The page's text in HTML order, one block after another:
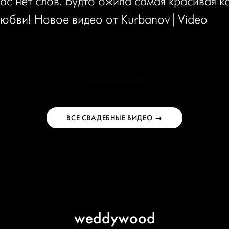
Новое видео от Kurbanov | Video
ВСЕ СВАДЕБНЫЕ ВИДЕО →
weddywood